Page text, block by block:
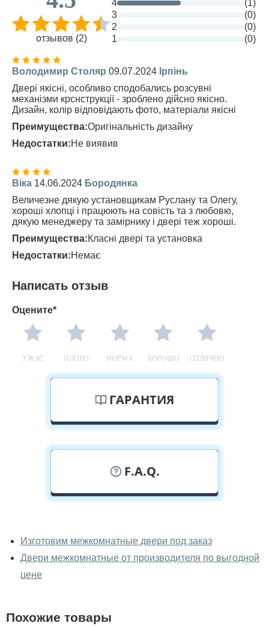
отзывов (2)
4
(1)
3
(0)
2
(0)
1
(0)
Володимир Столяр 09.07.2024 Ірпінь
Двері якісні, особливо сподобались розсувні
механізми крснструкції - зроблено дійсно якісно.
Дизайн, колір відповідають фото, матеріали якісні
Преимущества:Оригінальність дизайну
Недостатки:Не виявив
Віка 14.06.2024 Бородянка
Величезне дякую установщикам Руслану та Олегу,
хороші хлопці і працюють на совість та з любовю,
дякую менеджеру та замірнику і двері теж хороші.
Преимущества:Класні двері та установка
Недостатки:Немає
Написать отзыв
Оцените*
УЖАС ПЛОХО НОРМА ХОРОШО ОТЛИЧНО
ГАРАНТИЯ
F.A.Q.
межкомнатные двери фаворит
вживую?
Да, можно посмотреть межкомнатные двери фаворит
Изготовим межкомнатные двери под заказ
Двери межкомнатные от производителя по выгодной
цене
Похожие товары